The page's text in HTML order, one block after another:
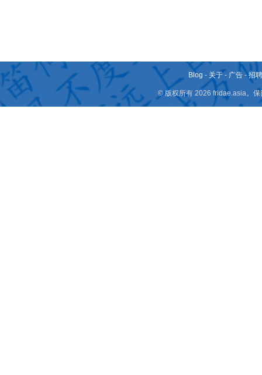
Blog - 关于 - 广告 -招
© 版权所有 2026 fridae.asia。